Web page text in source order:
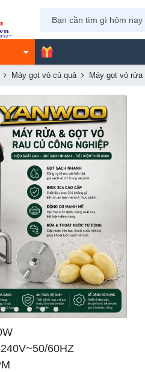
Máy gọt vỏ củ quả Máy gọt vỏ rửa
60HZ